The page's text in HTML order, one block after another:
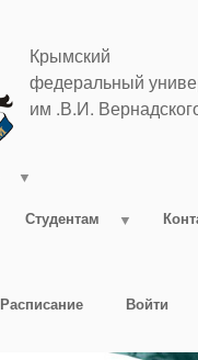
Крымский
федеральный
им .В.И.
Студентам
Расписание Войти